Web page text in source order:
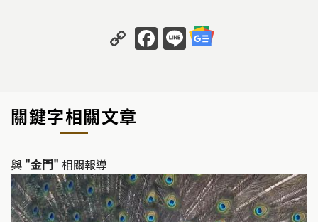
C
o
y
Li
k
F
a
o
k
Li
n
關鍵字相關文章
與 "金門" 相關報導